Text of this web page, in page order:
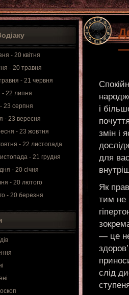
- 20 квітня
- 20 травня
- 21 червня
- 22 липня
23 серпня
- 23 вересня
- 23 жовтня
- 22 листопада
- 21 грудня
- 20 січня
- 20 лютого
- 20 березня
—
і
змін і
для
Як
тим не
— це
слід